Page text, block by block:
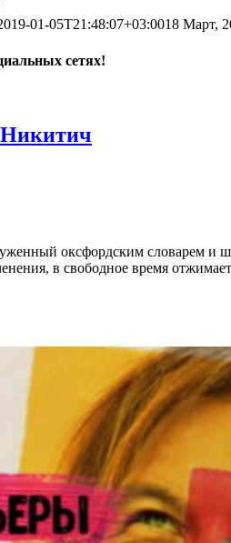
01-05T21:48:07+03:0018 Март,
сетях!
оксфордским словарем и
в свободное время